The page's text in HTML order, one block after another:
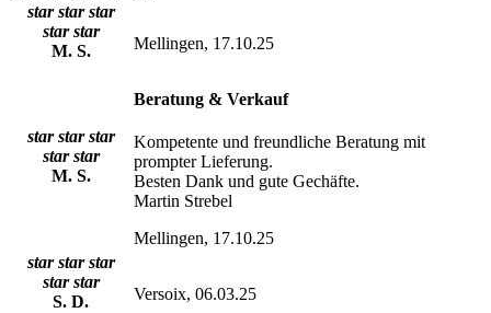
star star star
star star
M. S.
Mellingen, 17.10.25
star star star
star star
M. S.
Beratung & Verkauf
Kompetente und freundliche Beratung mit
prompter Lieferung.
Besten Dank und gute Gechäfte.
Martin Strebel
Mellingen, 17.10.25
star star star
star star
S. D.
Versoix, 06.03.25